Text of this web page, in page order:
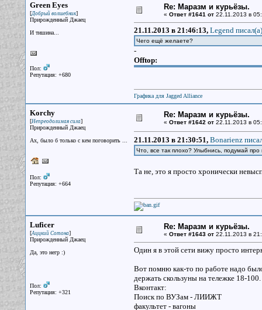
Green Eyes
[Добрый волшебник]
Прирожденный Джаец
И тишина...
Пол:
Репутация: +680
Re: Маразм и курьёзы.
« Ответ #1641 от22.11.2013 в
21.11.2013 в 21:46:13, Legend писал(a)
Чего ещё желаете?
-
Offtop:
Графика для Jagged Alliance
Korchy
[Непреодолимая сила]
Прирожденный Джаец
Ах, было б только с кем поговорить ...
Пол:
Репутация: +664
Re: Маразм и курьёзы.
« Ответ #1642 от22.11.2013 в
21.11.2013 в 21:30:51, Bonarienz
Что, все так плохо? Улыбнись, подумай про
Та не, это я просто хронически
Luficer
[Аццкий Сотона]
Прирожденный Джаец
Да, это негр :)
Пол:
Репутация: +321
Re: Маразм и курьёзы.
« Ответ #1643 от22.11.2013 в
Один я в этой сети вижу просто
Вот помню как-то по работе надо
держать скользуны на тележке 18-
Вконтакт:
Поиск по ВУЗам - ЛИИЖТ
факультет - вагоны